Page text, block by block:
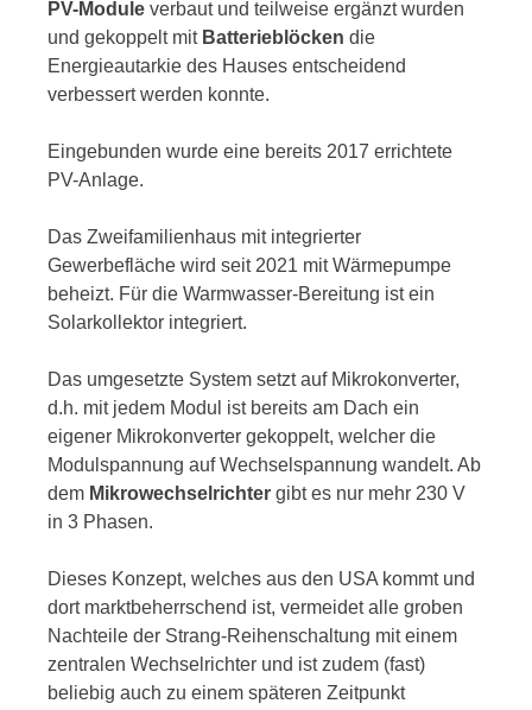
PV-Module verbaut und teilweise ergänzt wurden
und gekoppelt mit Batterieblöcken die
Energieautarkie des Hauses entscheidend
verbessert werden konnte.
Eingebunden wurde eine bereits 2017 errichtete
PV-Anlage.
Das Zweifamilienhaus mit integrierter
Gewerbefläche wird seit 2021 mit Wärmepumpe
beheizt. Für die Warmwasser-Bereitung ist ein
Solarkollektor integriert.
Das umgesetzte System setzt auf Mikrokonverter,
d.h. mit jedem Modul ist bereits am Dach ein
eigener Mikrokonverter gekoppelt, welcher die
Modulspannung auf Wechselspannung wandelt. Ab
dem Mikrowechselrichter gibt es nur mehr 230 V
in 3 Phasen.
Dieses Konzept, welches aus den USA kommt und
dort marktbeherrschend ist, vermeidet alle groben
Nachteile der Strang-Reihenschaltung mit einem
zentralen Wechselrichter und ist zudem (fast)
beliebig auch zu einem späteren Zeitpunkt